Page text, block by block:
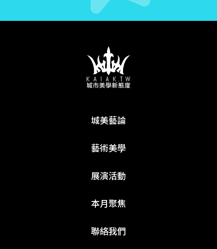
城美藝論
藝術美學
展演活動
本月聚焦
聯絡我們